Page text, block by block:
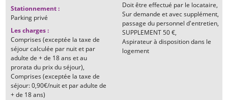
Stationnement:
Parking privé
Les charges:
Comprises (exceptée la taxe de
séjour calculée par nuit et par
adulte de + de 18 ans et au
prorata du prix du séjour)
Comprises (exceptée la taxe de
séjour: 0,90€/nuit et par adulte de
+ de 18 ans)
Doit être effectué par le locataire
Sur demande et avec supplément,
passage du personnel d'entretien
SUPPLEMENT50 €
Aspirateur à disposition dans le
logement